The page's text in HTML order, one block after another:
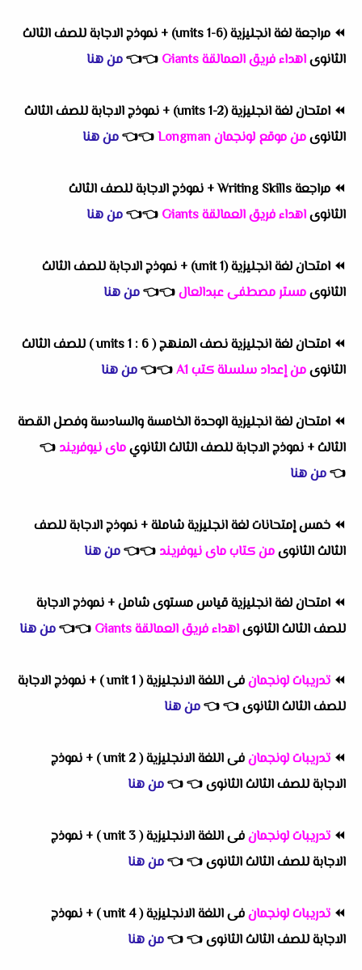
⏪
مراجعة لغة انجليزية (units 1-6) + نموذج الاجابة للصف الثالث
الثانوىاهداء فريق العمالقة Giants 👈
👈من هنا
⏪
امتحان لغة انجليزية (units 1-2) + نموذج الاجابة للصف الثالث
الثانوىمن موقع لونجمان Longman 👈
👈من هنا
⏪
مراجعة Writing Skills + نموذج الاجابة للصف الثالث
الثانوىاهداء فريق العمالقة Giants 👈
👈من هنا
⏪
امتحان لغة انجليزية (unit 1) + نموذج الاجابة للصف الثالث
الثانوىمستر مصطفى عبدالعال👈
👈من هنا
⏪
امتحان لغة انجليزية نصف المنهج ( units 1 : 6 ) للصف الثالث
الثانوىمن إعداد سلسلة كتب A1 👈
👈من هنا
⏪ امتحان لغة انجليزية الوحدة الخامسة والسادسة وفصل القصة
الثالث + نموذج الاجابة للصف الثالث الثانويماى نيوفريند 👈
👈من هنا
⏪ خمس إمتحانات لغة انجليزية شاملة + نموذج الاجابة للصف
الثالث الثانوىمن كتاب ماى نيوفريند 👈
👈من هنا
⏪ امتحان لغة انجليزية قياس مستوى شامل + نموذج الاجابة
للصف الثالث الثانوىاهداء فريق العمالقة Giants 👈
👈من هنا
⏪ تدريبات لونجمان
فى اللغة الانجليزية ( unit 1 ) + نموذج الاجابة
للصف الثالث الثانوى👈
👈من هنا
⏪ تدريبات لونجمان
فى اللغة الانجليزية ( unit 2 ) + نموذج
الاجابة للصف الثالث الثانوى👈
👈من هنا
⏪ تدريبات لونجمان
فى اللغة الانجليزية ( unit 3 ) + نموذج
الاجابة للصف الثالث الثانوى👈
👈من هنا
⏪ تدريبات لونجمان
فى اللغة الانجليزية ( unit 4 ) + نموذج
الاجابة للصف الثالث الثانوى👈
👈من هنا